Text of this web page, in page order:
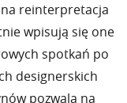
reinterpretacja
wpisują się one
spotkań po
designerskich
pozwala na